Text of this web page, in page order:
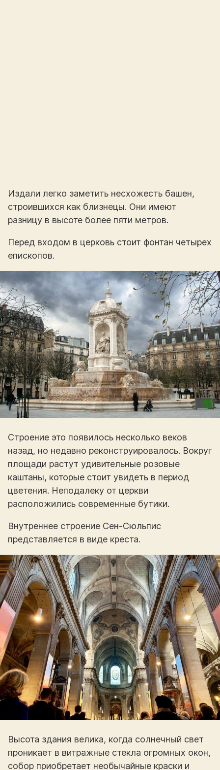
Издали легко заметить несхожесть башен,
строившихся как близнецы. Они имеют
разницу в высоте более пяти метров.
Перед входом в церковь стоит фонтан четырех
епископов.
Строение это появилось несколько веков
назад, но недавно реконструировалось. Вокруг
площади растут удивительные розовые
каштаны, которые стоит увидеть в период
цветения. Неподалеку от церкви
расположились современные бутики.
Внутреннее строение Сен-Сюльпис
представляется в виде креста.
Высота здания велика, когда солнечный свет
проникает в витражные стекла огромных окон,
собор приобретает необычайные краски и